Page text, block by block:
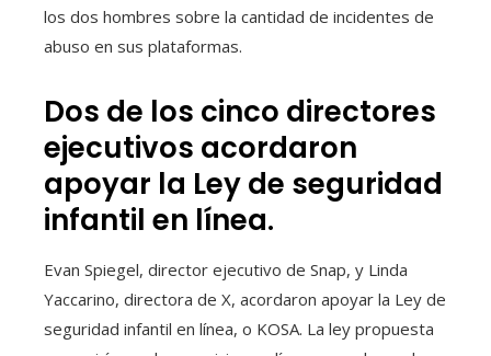
los dos hombres sobre la cantidad de incidentes de
abuso en sus plataformas.
Dos de los cinco directores
ejecutivos acordaron
apoyar la Ley de seguridad
infantil en línea.
Evan Spiegel, director ejecutivo de Snap, y Linda
Yaccarino, directora de X, acordaron apoyar la Ley de
seguridad infantil en línea, o KOSA. La ley propuesta